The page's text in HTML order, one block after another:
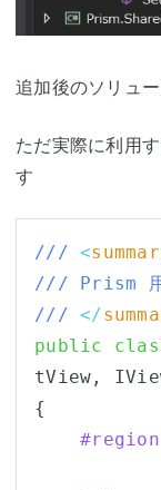
追加後のソリュ
ただ実際に利用
す
/// <
/// Prism 用
/// </
public
tView,